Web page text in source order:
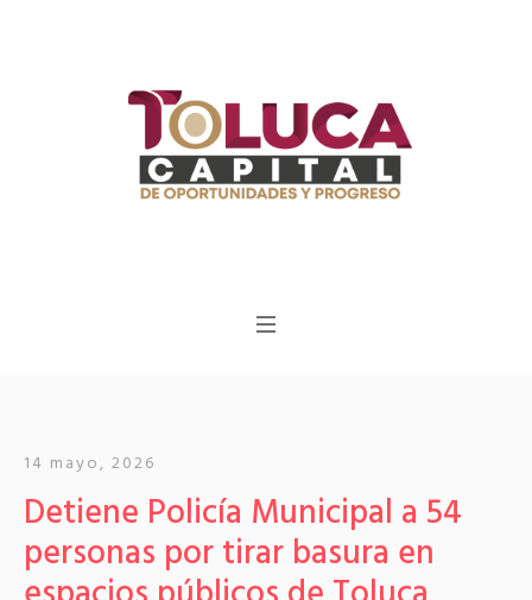
14 mayo, 2026
Detiene Policía Municipal a 54
personas por tirar basura en